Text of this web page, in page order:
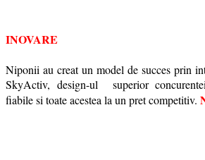
INOVARE
Niponii au creat un model de succes prin
SkyActiv, design-ul superior
fiabile si toate acestea la un pret competitiv.